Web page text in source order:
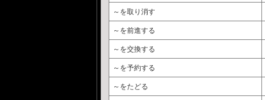
～を取り消す
～を前進する
～を交換する
～を予約する
～をたどる